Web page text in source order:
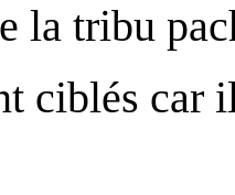
la tribu
ciblés car